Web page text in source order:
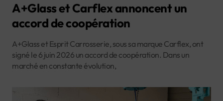
A+Glass et Carflex annoncent un
accord de coopération
A+Glass et Esprit Carrosserie, sous sa marque Carflex, ont
signé le 6 juin 2026 un accord de coopération. Dans un
marché en constante évolution,